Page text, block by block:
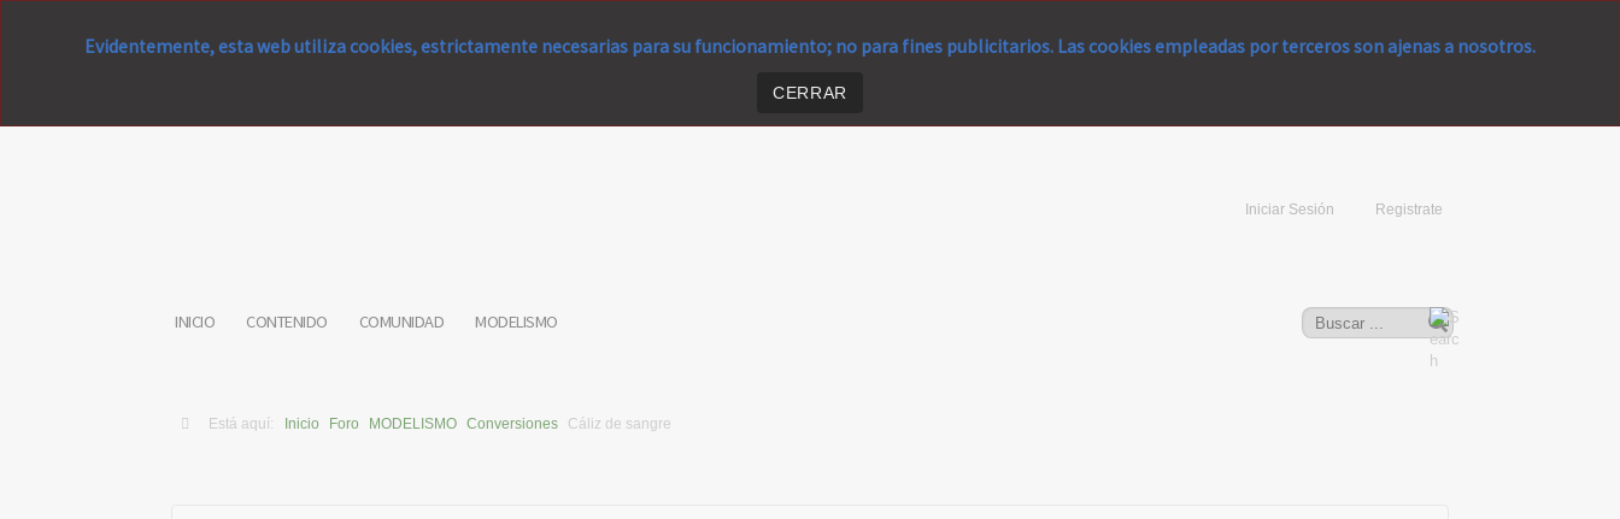
Evidentemente, esta web utiliza cookies, estrictamente necesarias para su funcionamiento; no para fines publicitarios. Las cookies empleadas por terceros son ajenas a nosotros.
CERRAR
Iniciar Sesión Registrate
INICIO CONTENIDO COMUNIDAD MODELISMO
Está aquí: Inicio Foro MODELISMO Conversiones Cáliz de sangre